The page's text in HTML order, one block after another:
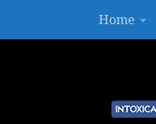
Skip to contentHome